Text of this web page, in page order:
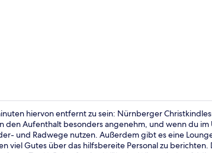
hiervon entfernt zu sein: Nürnberger
den Aufenthalt besonders angenehm, und wenn du im
und Radwege nutzen. Außerdem gibt es eine
viel Gutes über das hilfsbereite Personal zu